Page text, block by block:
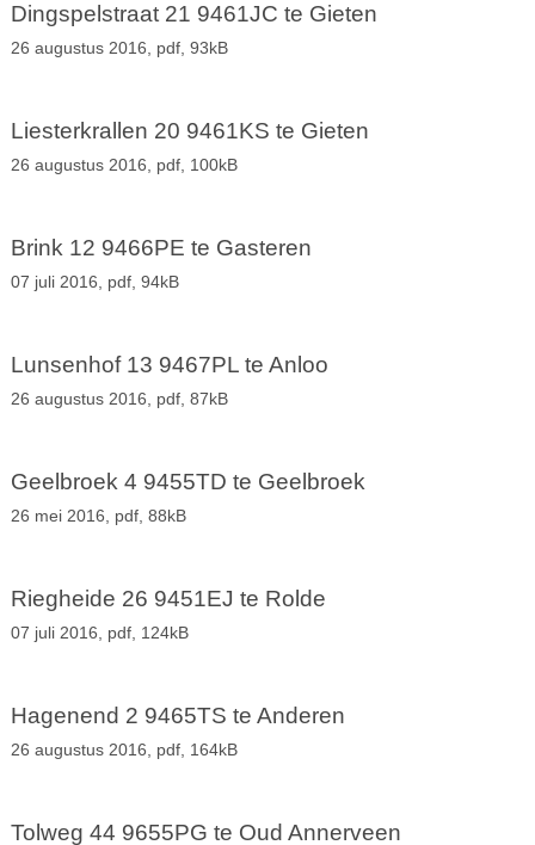
Dingspelstraat 21 9461JC te Gieten
26 augustus 2016, pdf, 93kB
Liesterkrallen 20 9461KS te Gieten
26 augustus 2016, pdf, 100kB
Brink 12 9466PE te Gasteren
07 juli 2016, pdf, 94kB
Lunsenhof 13 9467PL te Anloo
26 augustus 2016, pdf, 87kB
Geelbroek 4 9455TD te Geelbroek
26 mei 2016, pdf, 88kB
Riegheide 26 9451EJ te Rolde
07 juli 2016, pdf, 124kB
Hagenend 2 9465TS te Anderen
26 augustus 2016, pdf, 164kB
Tolweg 44 9655PG te Oud Annerveen